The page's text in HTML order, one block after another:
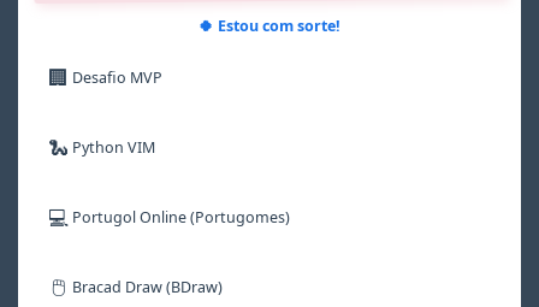
🍀 Estou com sorte!
🏢 Desafio MVP
🐍 Python VIM
💻 Portugol Online (Portugomes)
🖱️ Bracad Draw (BDraw)